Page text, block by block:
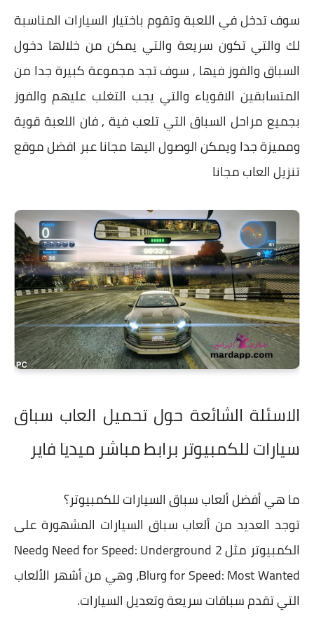
سوف تدخل في اللعبة وتقوم باختيار السيارات المناسبة
لك والتي تكون سريعة والتي يمكن من خلالها دخول
السباق والفوز فيها , سوف تجد مجموعة كبيرة جدا من
المتسابقين الاقوياء والتي يجب التغلب عليهم والفوز
بجميع مراحل السباق التي تلعب فية , فان اللعبة قوية
ومميزة جدا ويمكن الوصول اليها مجانا عبر افضل موقع
تنزيل العاب مجانا
الاسئلة الشائعة حول تحميل العاب سباق
سيارات للكمبيوتر برابط مباشر ميديا فاير
ما هي أفضل ألعاب سباق السيارات للكمبيوتر؟
توجد العديد من ألعاب سباق السيارات المشهورة على
الكمبيوتر مثلNeed for Speed: Underground 2 وNeed
for Speed: Most WantedوBlur، وهي من أشهر الألعاب
التي تقدم سباقات سريعة وتعديل السيارات.